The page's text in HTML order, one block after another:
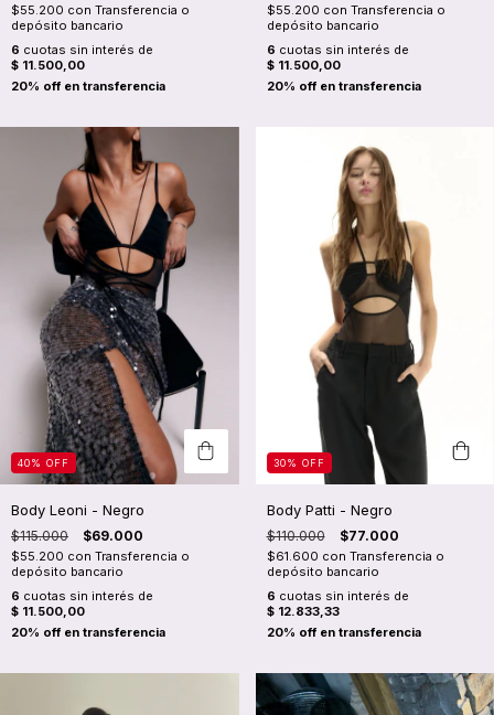
$55.200 con Transferencia o
depósito bancario
6 cuotas sin interés de
$ 11.500,00
$55.200 con Transferencia o
depósito bancario
6 cuotas sin interés de
$ 11.500,00
40% OFF
Body Leoni - Negro
$115.000 $69.000
$55.200 con Transferencia o
depósito bancario
6 cuotas sin interés de
$ 11.500,00
30% OFF
Body Patti - Negro
$110.000 $77.000
$61.600 con Transferencia o
depósito bancario
6 cuotas sin interés de
$ 12.833,33